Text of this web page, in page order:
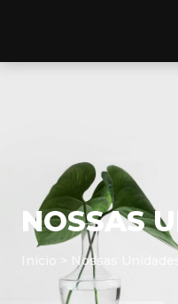
NOSSAS
> Nossas Unidades